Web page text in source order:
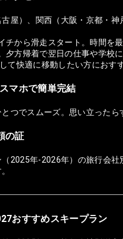
屋）、関西（大阪・京都・
チから滑走スタート。時間を
夕方帰着で翌日の仕事や学校に
て快適に移動したい方におすす
マホで簡単完結
つでスムーズ。思い立った
の証
2025年-2026年）の旅行会
おすすめスキープラン